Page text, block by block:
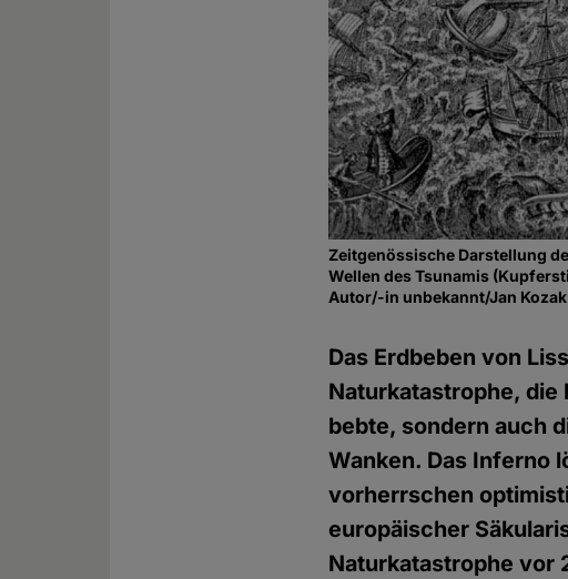
Zeitgenössische Darstellung
Wellen des Tsunamis
Autor/-in unbekannt/Jan
Das Erdbeben von
Naturkatastrophe, die
bebte, sondern auch
Wanken. Das Inferno
vorherrschen
europäischer
Naturkatastrophe vor